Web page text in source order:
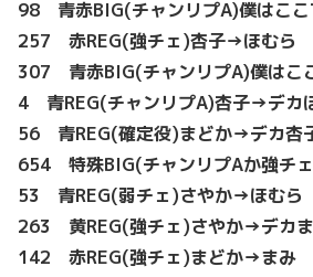
98 青赤BIG(チャンリプA)僕はここ
257 赤REG(強チェ)杏子→ほむら
307 青赤BIG(チャンリプA)僕はこ
4 青REG(チャンリプA)杏子→デカ
56 青REG(確定役)まどか→デカ杏
654 特殊BIG(チャンリプAか強チ
53 青REG(弱チェ)さやか→ほむら
263 黄REG(強チェ)さやか→デカ
142 赤REG(強チェ)まどか→まみ